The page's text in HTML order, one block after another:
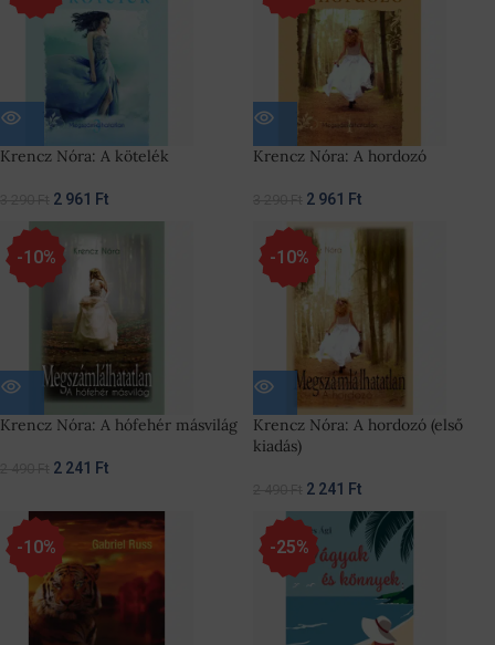
Krencz Nóra: A kötelék
2 961 Ft
Krencz Nóra: A hordozó
2 961 Ft
-10%
Krencz Nóra: A hófehér másvilág
2 241 Ft
-10%
Krencz Nóra: A hordozó (első
kiadás)
2 241 Ft
-10% -25%